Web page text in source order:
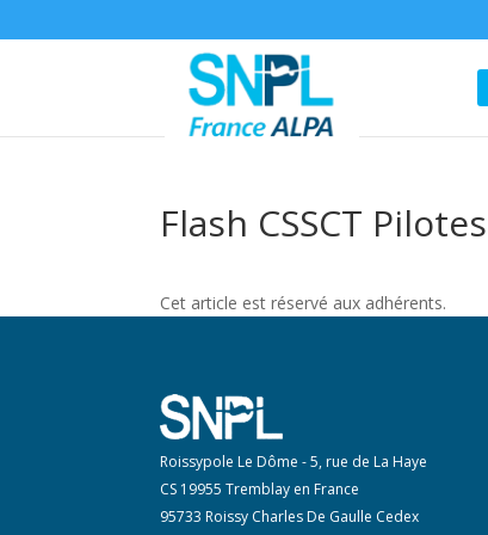
Flash CSSCT Pilotes
Cet article est réservé aux adhérents.
Roissypole Le Dôme - 5, rue de La Haye
CS 19955 Tremblay en France
95733 Roissy Charles De Gaulle Cedex